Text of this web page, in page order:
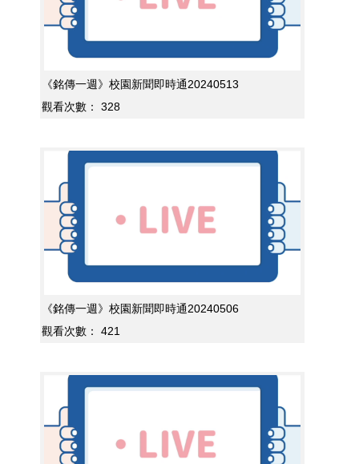
《銘傳一週》校園新聞即時通20240513
觀看次數：
328
《銘傳一週》校園新聞即時通20240506
觀看次數：
421